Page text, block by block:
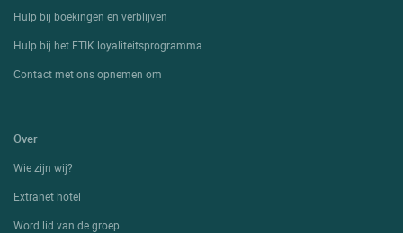
Hulp bij boekingen en verblijven
Hulp bij het ETIK loyaliteitsprogramma
Contact met ons opnemen om
Over
Wie zijn wij?
Extranet hotel
Word lid van de groep